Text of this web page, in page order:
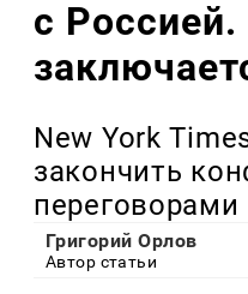
с
New York
закончить
переговорами
Григорий Орлов
Автор статьи